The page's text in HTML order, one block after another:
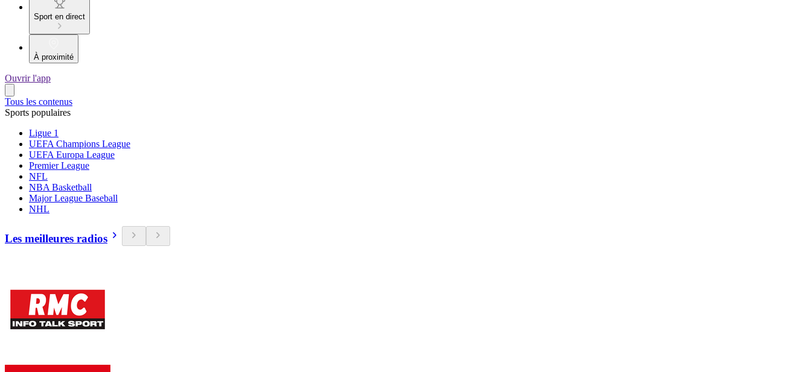
Sport en direct
À proximité
Ouvrir l'app
Tous les contenus
Sports populaires
Ligue 1
UEFA Champions League
UEFA Europa League
Premier League
NFL
NBA Basketball
Major League Baseball
NHL
Les meilleures radios